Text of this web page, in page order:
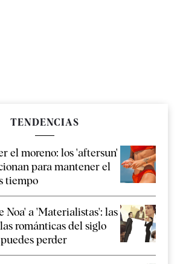
TENDENCIAS
el moreno: los 'aftersun'
para mantener el
tiempo
Noa' a 'Materialistas': las
románticas del siglo
perder